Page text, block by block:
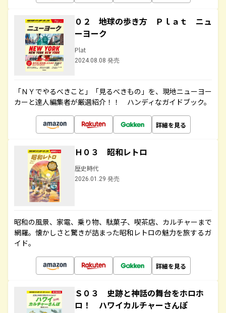
０２ 地球の歩き方 Ｐｌａｔ ニュ
ーヨーク
Plat
2024.08.08 発売
「ＮＹでやるべきこと」「見るべきもの」を、現地ニューヨー
カーと達人編集者が厳選紹介！！ ハンディなガイドブック。
詳細を見る
Ｈ０３ 昭和レトロ
歴史時代
2026.01.29 発売
昭和の風景、家電、乗り物、駄菓子、喫茶店、カルチャーまで
網羅。懐かしさと驚きが詰まった昭和レトロの魅力を旅するガ
イド。
詳細を見る
Ｓ０３ 史跡と神話の舞台をホロホ
ロ！ ハワイカルチャーさんぽ